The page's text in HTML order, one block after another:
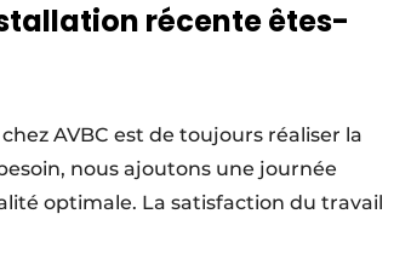
récente êtes-
AVBC est de toujours réaliser la
nous ajoutons une journée
optimale. La satisfaction du travail